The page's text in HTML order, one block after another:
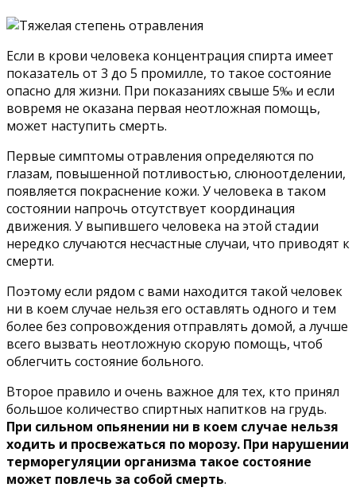
Если в крови человека концентрация спирта имеет
показатель от 3 до 5 промилле, то такое состояние
опасно для жизни. При показаниях свыше 5‰ и если
вовремя не оказана первая неотложная помощь,
может наступить смерть.
Первые симптомы отравления определяются по
глазам, повышенной потливостью, слюноотделении,
появляется покраснение кожи. У человека в таком
состоянии напрочь отсутствует координация
движения. У выпившего человека на этой стадии
нередко случаются несчастные случаи, что приводят к
смерти.
Поэтому если рядом с вами находится такой человек
ни в коем случае нельзя его оставлять одного и тем
более без сопровождения отправлять домой, а лучше
всего вызвать неотложную скорую помощь, чтоб
облегчить состояние больного.
Второе правило и очень важное для тех, кто принял
большое количество спиртных напитков на грудь.
При сильном опьянении ни в коем случае нельзя
ходить и просвежаться по морозу. При нарушении
терморегуляции организма такое состояние
может повлечь за собой смерть.